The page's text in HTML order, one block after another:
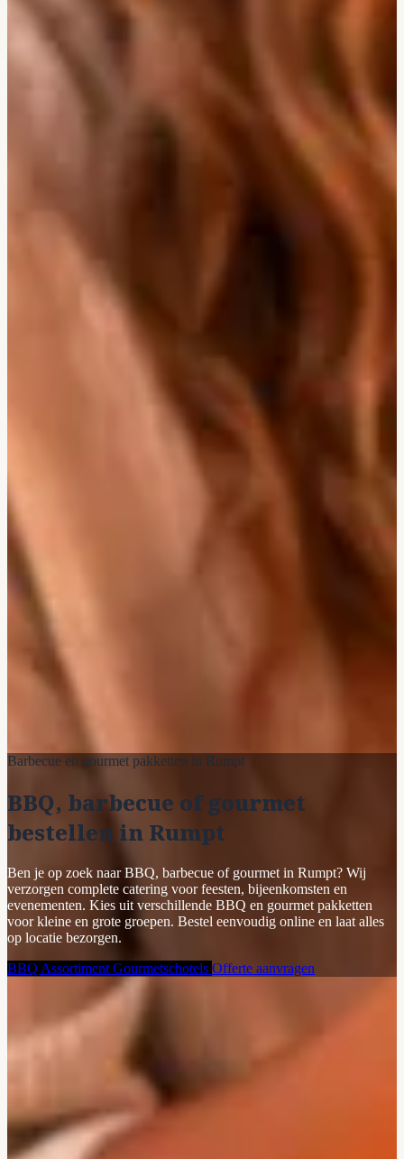
Barbecue en gourmet pakketten in Rumpt
BBQ, barbecue of gourmet
bestellen in Rumpt
Ben je op zoek naar BBQ, barbecue of gourmet in Rumpt? Wij
verzorgen complete catering voor feesten, bijeenkomsten en
evenementen. Kies uit verschillende BBQ en gourmet pakketten
voor kleine en grote groepen. Bestel eenvoudig online en laat alles
op locatie bezorgen.
BBQ Assortiment Gourmetschotels Offerte aanvragen